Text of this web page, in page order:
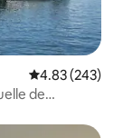
Calificación
4.83 (243)
de